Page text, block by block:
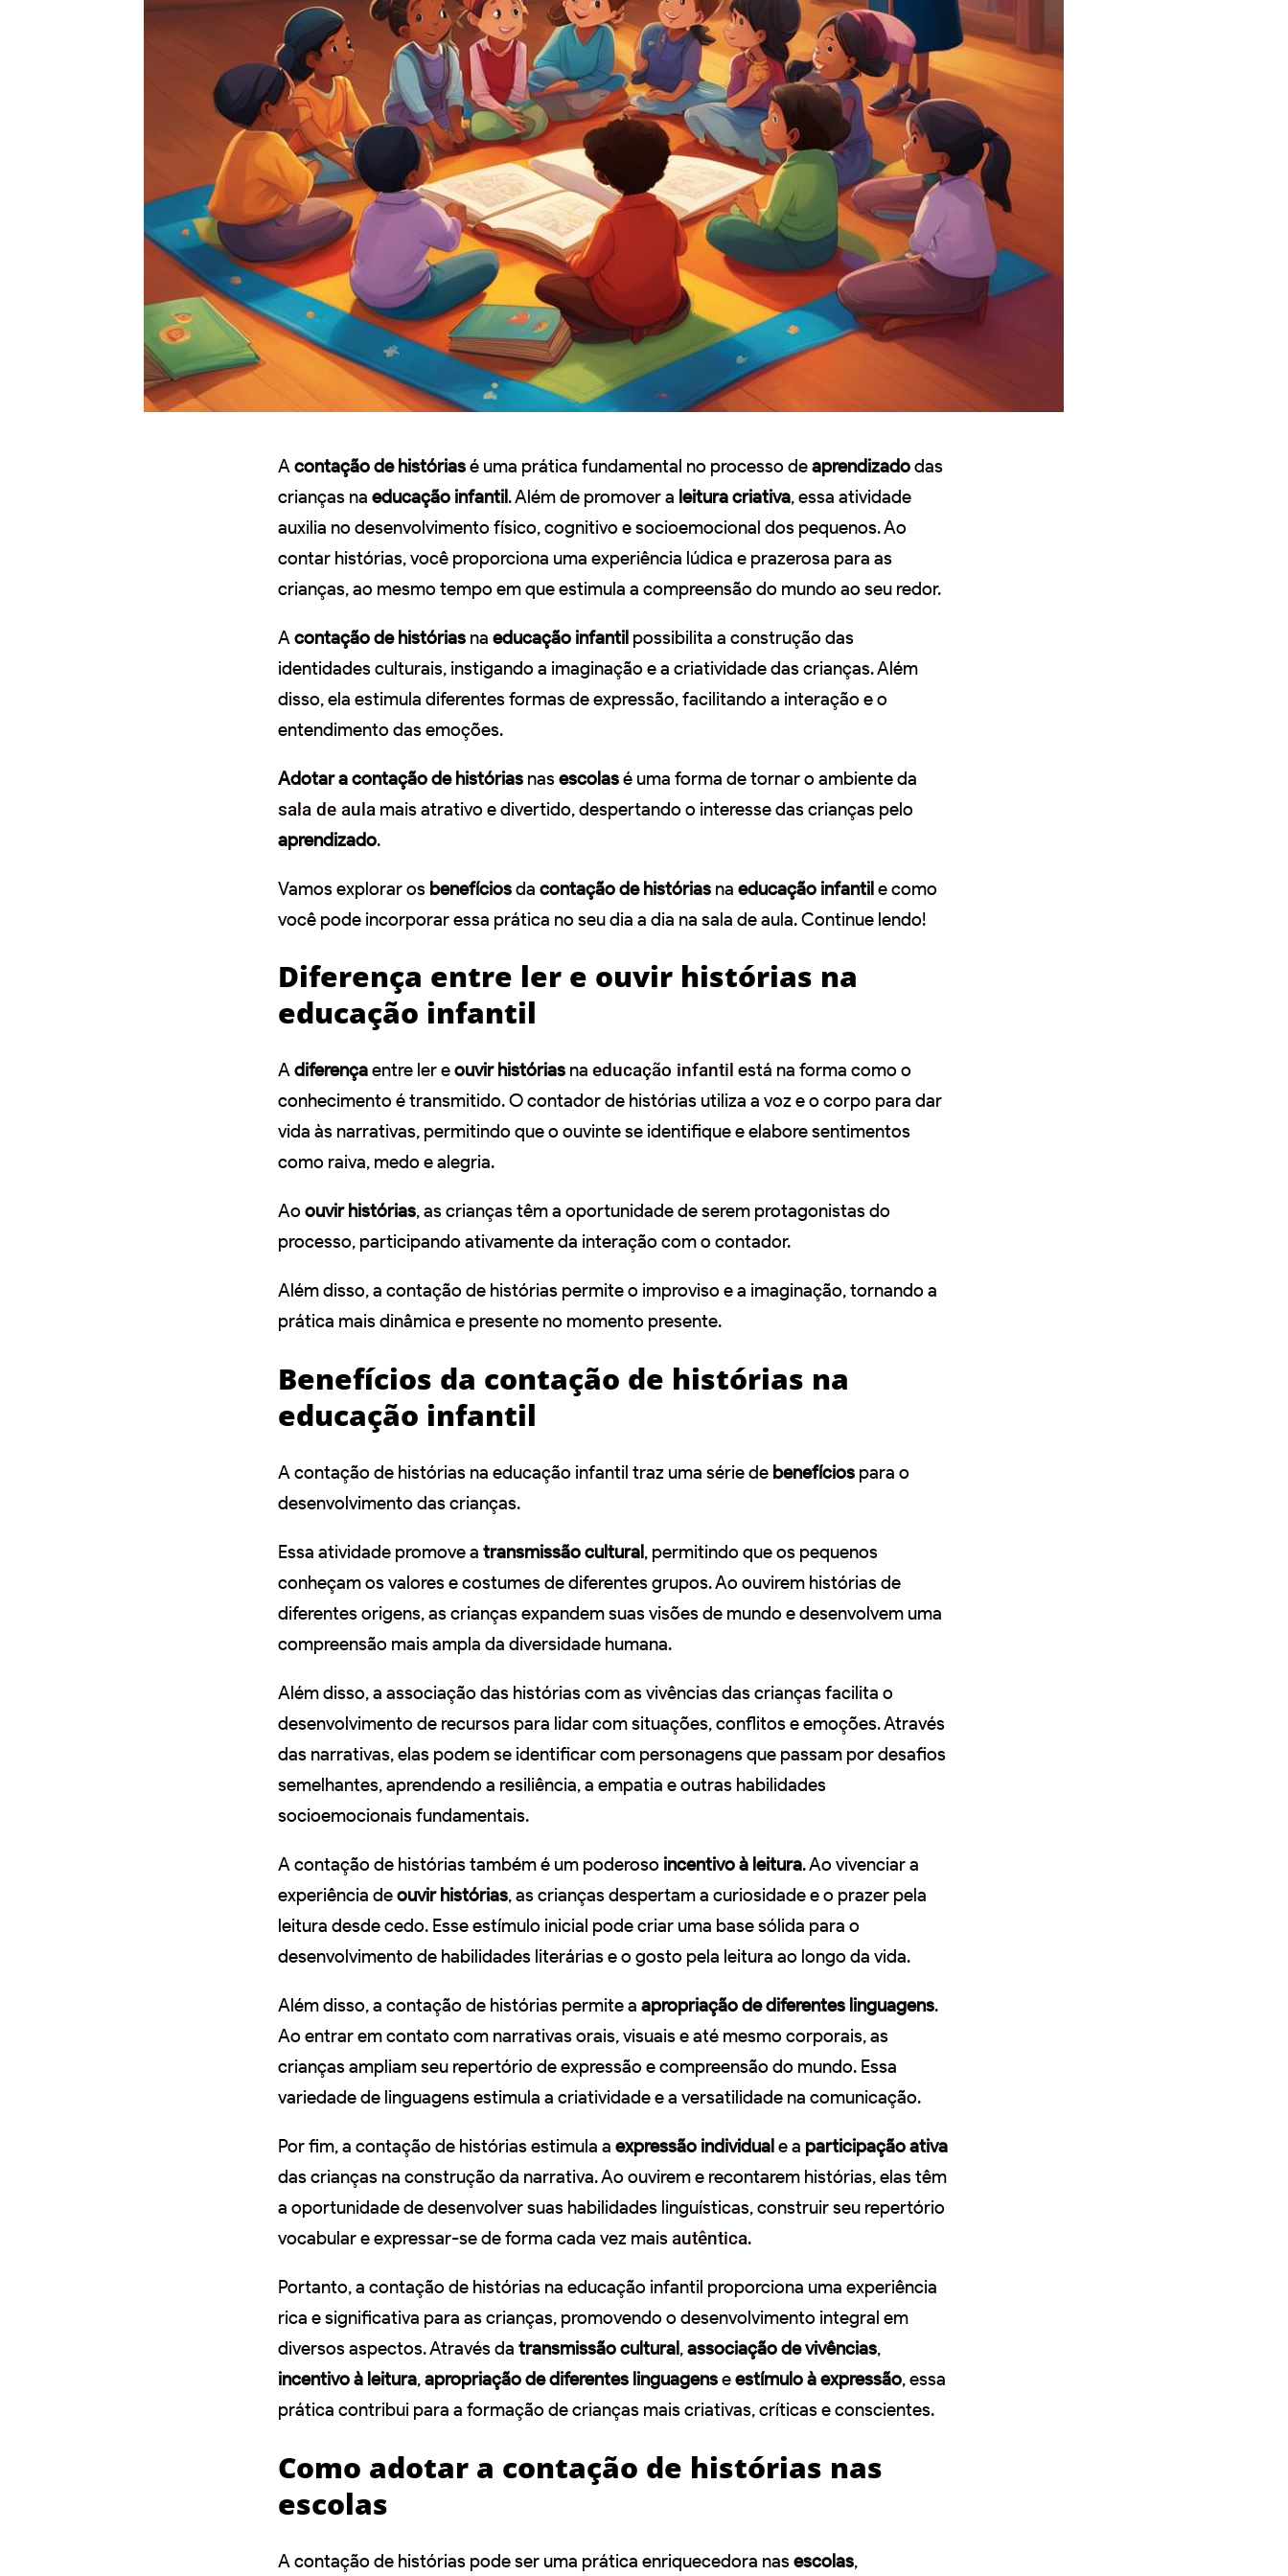
A contação de históriasé uma prática fundamental no processo deaprendizadodas
crianças na educação infantil. Além de promover a leitura criativa, essa atividade
auxilia no desenvolvimento físico, cognitivo e socioemocional dos pequenos. Ao
contar histórias, você proporciona uma experiência lúdica e prazerosa para as
crianças, ao mesmo tempo em que estimula a compreensão do mundo ao seu redor.
A contação de histórias na educação infantil possibilita a construção das
identidades culturais, instigando a imaginação e a criatividade das crianças. Além
disso, ela estimula diferentes formas de expressão, facilitando a interação e o
entendimento das emoções.
Adotar a contação de histórias nasescolasé uma forma de tornar o ambiente da
sala de aula mais atrativo e divertido, despertando o interesse das crianças pelo
aprendizado.
Vamos explorar os benefíciosda contação de histórias na educação infantile como
você pode incorporar essa prática no seu dia a dia na sala de aula. Continue lendo!
Diferença entre ler e ouvir histórias na
educação infantil
Adiferençaentre ler eouvir histórias na educação infantil está na forma como o
conhecimento é transmitido. O contador de histórias utiliza a voz e o corpo para dar
vida às narrativas, permitindo que o ouvinte se identifique e elabore sentimentos
como raiva, medo e alegria.
Ao ouvir histórias, as crianças têm a oportunidade de serem protagonistas do
processo, participando ativamente da interação com o contador.
Além disso, a contação de histórias permite o improviso e a imaginação, tornando a
prática mais dinâmica e presente no momento presente.
Benefícios da contação de histórias na
educação infantil
A contação de histórias na educação infantil traz uma série de benefícios para o
desenvolvimento das crianças.
Essa atividade promove a transmissão cultural, permitindo que os pequenos
conheçam os valores e costumes de diferentes grupos. Ao ouvirem histórias de
diferentes origens, as crianças expandem suas visões de mundo e desenvolvem uma
compreensão mais ampla da diversidade humana.
Além disso, a associação das histórias com as vivências das crianças facilita o
desenvolvimento de recursos para lidar com situações, conflitos e emoções. Através
das narrativas, elas podem se identificar com personagens que passam por desafios
semelhantes, aprendendo a resiliência, a empatia e outras habilidades
socioemocionais fundamentais.
A contação de histórias também é um poderoso incentivo à leitura. Ao vivenciar a
experiência deouvir histórias, as crianças despertam a curiosidade e o prazer pela
leitura desde cedo. Esse estímulo inicial pode criar uma base sólida para o
desenvolvimento de habilidades literárias e o gosto pela leitura ao longo da vida.
Além disso, a contação de histórias permite a apropriação de diferentes linguagens.
Ao entrar em contato com narrativas orais, visuais e até mesmo corporais, as
crianças ampliam seu repertório de expressão e compreensão do mundo. Essa
variedade de linguagens estimula a criatividade e a versatilidade na comunicação.
Por fim, a contação de histórias estimula a expressão individuale a participação ativa
das crianças na construção da narrativa. Ao ouvirem e recontarem histórias, elas têm
a oportunidade de desenvolver suas habilidades linguísticas, construir seu repertório
vocabular e expressar-se de forma cada vez maisautêntica.
Portanto, a contação de histórias na educação infantil proporciona uma experiência
rica e significativa para as crianças, promovendo o desenvolvimento integral em
diversos aspectos. Através da transmissão cultural,associação de vivências,
incentivo à leitura,apropriação de diferentes linguagenseestímulo à expressão, essa
prática contribui para a formação de crianças mais criativas, críticas e conscientes.
Como adotar a contação de histórias nas
escolas
A contação de histórias pode ser uma prática enriquecedora nasescolas,